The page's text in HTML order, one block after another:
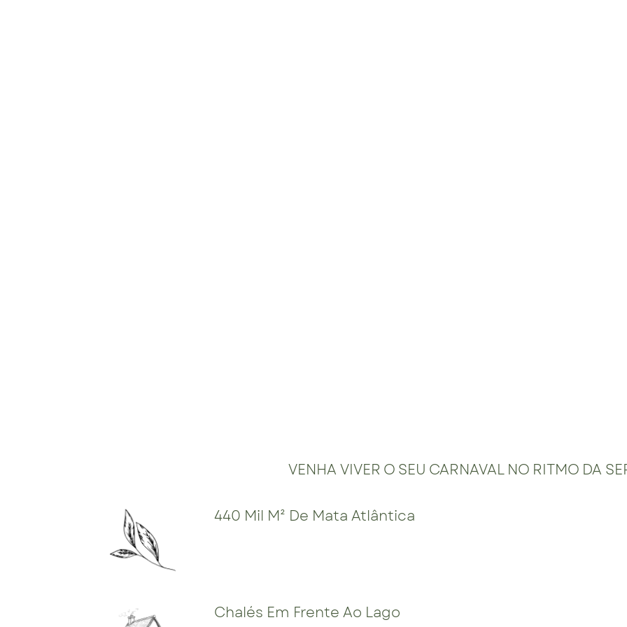
VENHA VIVER O SEU CARNAVAL NO RITMO DA
440 Mil M² De Mata Atlântica
Chalés Em Frente Ao Lago